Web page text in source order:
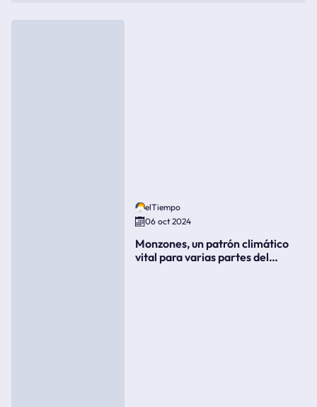
elTiempo
06 oct 2024
Monzones, un patrón climático
vital para varias partes del